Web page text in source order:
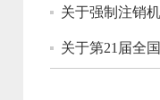
关于强制注销
关于第21届全